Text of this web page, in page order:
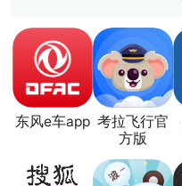
东风e车app 考拉飞行官
方版